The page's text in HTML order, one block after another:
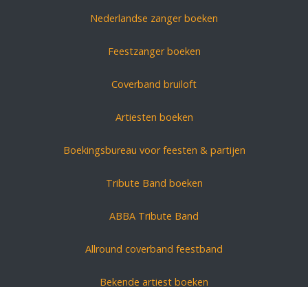
Nederlandse zanger boeken
Feestzanger boeken
Coverband bruiloft
Artiesten boeken
Boekingsbureau voor feesten & partijen
Tribute Band boeken
ABBA Tribute Band
Allround coverband feestband
Bekende artiest boeken